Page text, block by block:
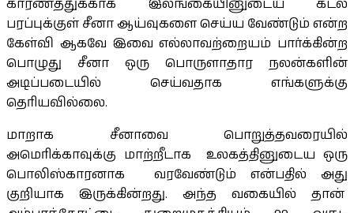
காரணத்துக்காக இலங்கையினுடைய கடல்
பரப்புக்குள் சீனா ஆய்வுகளை செய்ய வேண்டும் என்ற
கேள்வி ஆகவே இவை எல்லாவற்றையம் பார்க்கின்ற
பொழுது சீனா ஒரு பொருளாதார நலன்களின்
அடிப்படையில் செய்வதாக எங்களுக்கு
தெரியவில்லை.
மாறாக சீனாவை பொறுத்தவரையில்
அமெரிக்காவுக்கு மாற்றீடாக உலகத்தினுடைய ஒரு
பொலிஸ்காரனாக வரவேண்டும் என்பதில் அது
குறியாக இருக்கின்றது. அந்த வகையில் தான்